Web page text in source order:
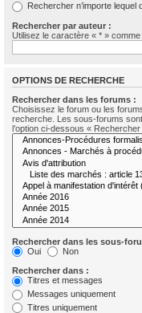
Rechercher n’importe lequel
Rechercher par auteur :
Utilisez le caractère « * »
OPTIONS DE RECHERCHE
Rechercher dans les forums :
Choisissez le forum ou les
recherche. Les sous-forums
l’option ci-dessous «
Rechercher dans les sous-
Oui
Non
Rechercher dans :
Titres et messages
Messages uniquement
Titres uniquement